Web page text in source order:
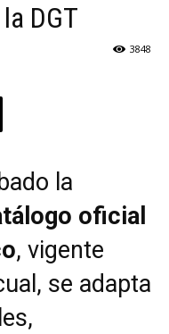
DGT
3848
la
oficial
, vigente
se adapta